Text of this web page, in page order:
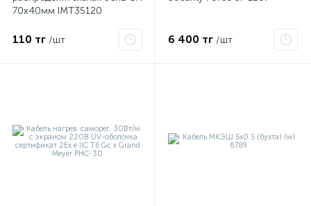
70х40мм IMT35120
110 тг /шт 6 400 тг /шт